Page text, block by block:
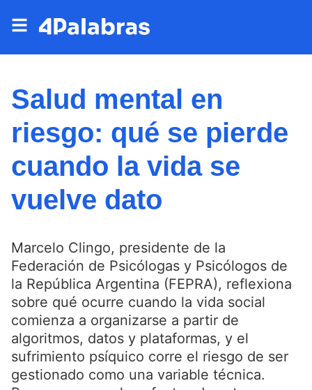
Salud mental en
riesgo: qué se pierde
cuando la vida se
vuelve dato
Marcelo Clingo, presidente de la
Federación de Psicólogas y Psicólogos de
la República Argentina (FEPRA), reflexiona
sobre qué ocurre cuando la vida social
comienza a organizarse a partir de
algoritmos, datos y plataformas, y el
sufrimiento psíquico corre el riesgo de ser
gestionado como una variable técnica.